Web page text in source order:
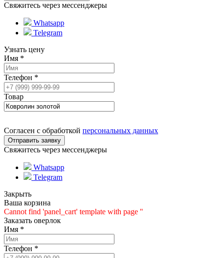
Свяжитесь через мессенджеры
Whatsapp
Telegram
Узнать цену
Имя *
Телефон *
Товар
Согласен с обработкой персональных данных
Свяжитесь через мессенджеры
Whatsapp
Telegram
Закрыть
Ваша корзина
Cannot find 'panel_cart' template with page ''
Заказать оверлок
Имя *
Телефон *